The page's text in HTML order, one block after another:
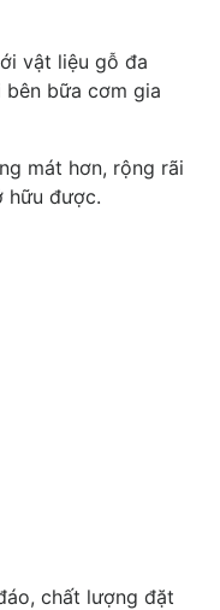
vật liệu gỗ đa
bên bữa cơm gia
mát hơn, rộng rãi
hữu được.
chất lượng đặt